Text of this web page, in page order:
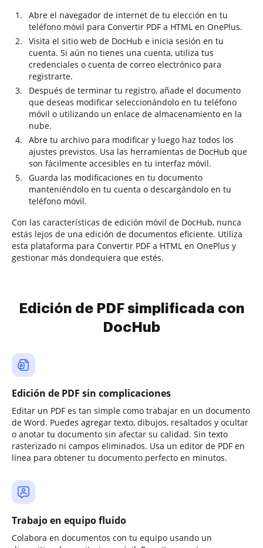
Abre el navegador de internet de tu elección en tu
teléfono móvil para Convertir PDF a HTML en OnePlus.
Visita el sitio web de DocHub e inicia sesión en tu
cuenta. Si aún no tienes una cuenta, utiliza tus
credenciales o cuenta de correo electrónico para
registrarte.
Después de terminar tu registro, añade el documento
que deseas modificar seleccionándolo en tu teléfono
móvil o utilizando un enlace de almacenamiento en la
nube.
Abre tu archivo para modificar y luego haz todos los
ajustes previstos. Usa las herramientas de DocHub que
son fácilmente accesibles en tu interfaz móvil.
Guarda las modificaciones en tu documento
manteniéndolo en tu cuenta o descargándolo en tu
teléfono móvil.
Con las características de edición móvil de DocHub, nunca
estás lejos de una edición de documentos eficiente. Utiliza
esta plataforma para Convertir PDF a HTML en OnePlus y
gestionar más dondequiera que estés.
Edición de PDF simplificada con
DocHub
Edición de PDF sin complicaciones
Editar un PDF es tan simple como trabajar en un documento
de Word. Puedes agregar texto, dibujos, resaltados y ocultar
o anotar tu documento sin afectar su calidad. Sin texto
rasterizado ni campos eliminados. Usa un editor de PDF en
línea para obtener tu documento perfecto en minutos.
Trabajo en equipo fluido
Colabora en documentos con tu equipo usando un